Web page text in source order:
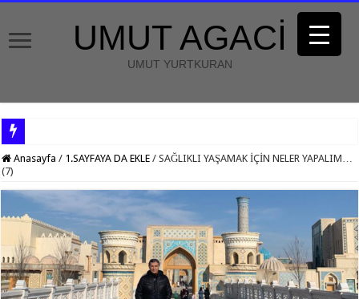
UMUT AGACİ
UMUT YURTKURAN
Anasayfa / 1.SAYFAYA DA EKLE / SAĞLIKLI YAŞAMAK İÇİN NELER YAPALIM…
(7)